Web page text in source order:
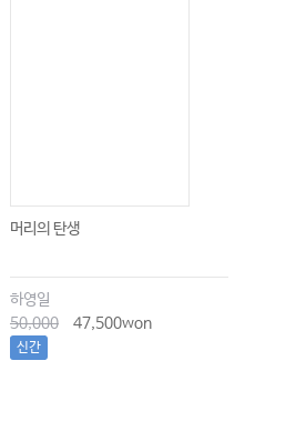
머리의 탄생
하영일
50,000
47,500won
신간